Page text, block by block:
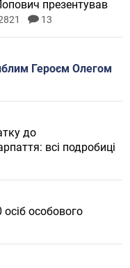
презентував
13
Героєм Олегом
до
всі подробиці
особового